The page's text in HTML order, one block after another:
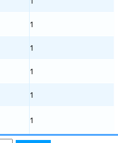
1
1
1
1
1